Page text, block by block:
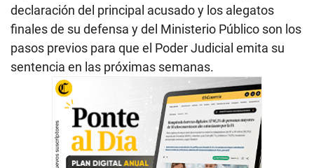
declaración del principal acusado y los alegatos
finales de su defensa y del Ministerio Público son los
pasos previos para que el Poder Judicial emita su
sentencia en las próximas semanas.